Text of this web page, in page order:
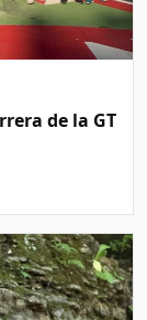
de la GT